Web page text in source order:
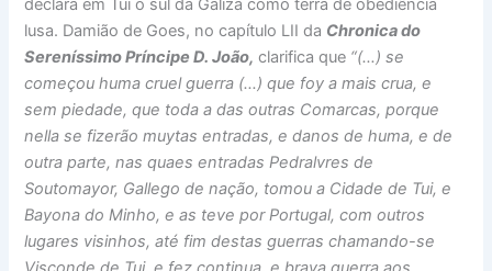
declara em Tui o sul da Galiza como terra de obediência
lusa. Damião de Goes, no capítulo LII da Chronica do
Sereníssimo Príncipe D. João, clarifica que “(…) se
começou huma cruel guerra (…) que foy a mais crua, e
sem piedade, que toda a das outras Comarcas, porque
nella se fizerão muytas entradas, e danos de huma, e de
outra parte, nas quaes entradas Pedralvres de
Soutomayor, Gallego de nação, tomou a Cidade de Tui, e
Bayona do Minho, e as teve por Portugal, com outros
lugares visinhos, até fim destas guerras chamando-se